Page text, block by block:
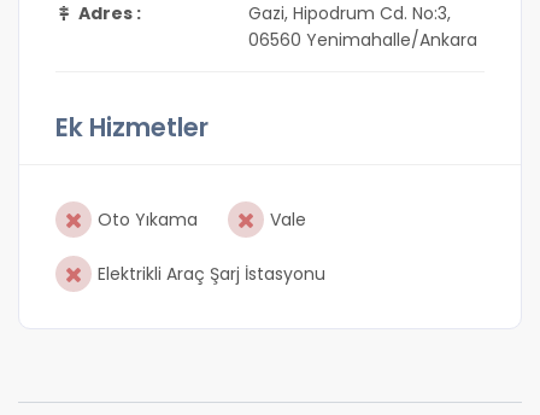
Adres :
Gazi, Hipodrum Cd. No:3,
06560 Yenimahalle/Ankara
Ek Hizmetler
Oto Yıkama Vale
Elektrikli Araç Şarj İstasyonu